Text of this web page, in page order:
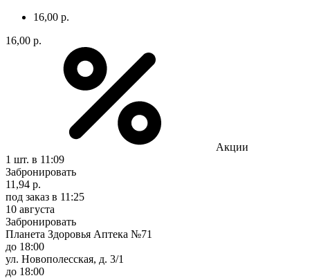
16,00 р.
16,00 р.
Акции
1 шт. в 11:09
Забронировать
11,94 р.
под заказ в 11:25
10 августа
Забронировать
Планета Здоровья Аптека №71
до 18:00
ул. Новополесская, д. 3/1
до 18:00